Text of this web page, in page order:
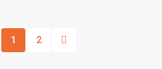
1 2